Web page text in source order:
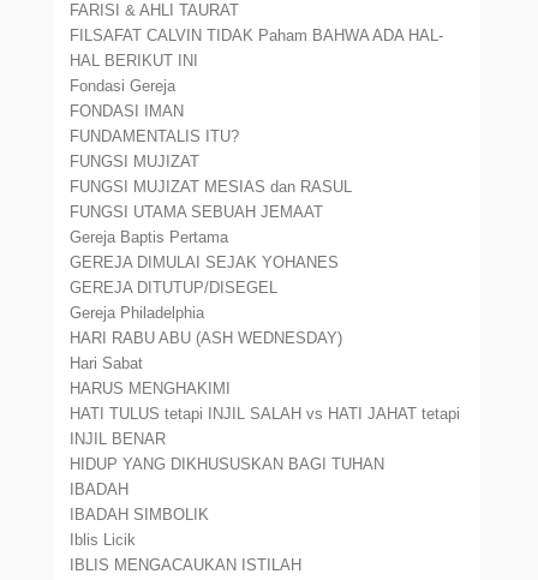
FARISI & AHLI TAURAT
FILSAFAT CALVIN TIDAK Paham BAHWA ADA HAL-
HAL BERIKUT INI
Fondasi Gereja
FONDASI IMAN
FUNDAMENTALIS ITU?
FUNGSI MUJIZAT
FUNGSI MUJIZAT MESIAS dan RASUL
FUNGSI UTAMA SEBUAH JEMAAT
Gereja Baptis Pertama
GEREJA DIMULAI SEJAK YOHANES
GEREJA DITUTUP/DISEGEL
Gereja Philadelphia
HARI RABU ABU (ASH WEDNESDAY)
Hari Sabat
HARUS MENGHAKIMI
HATI TULUS tetapi INJIL SALAH vs HATI JAHAT tetapi
INJIL BENAR
HIDUP YANG DIKHUSUSKAN BAGI TUHAN
IBADAH
IBADAH SIMBOLIK
Iblis Licik
IBLIS MENGACAUKAN ISTILAH